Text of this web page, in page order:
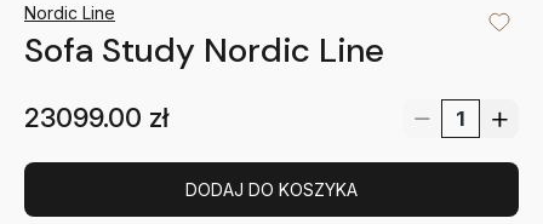
Nordic Line
Sofa Study Nordic Line
23099.00 zł
DODAJ DO KOSZYKA